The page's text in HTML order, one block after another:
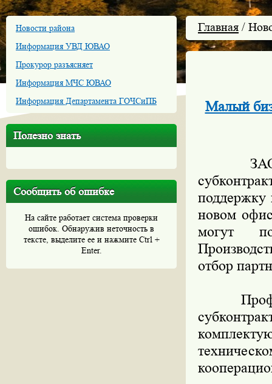
Новости района
Информация УВД ЮВАО
Прокурор разъясняет
Информация МЧС ЮВАО
Информация Департамента ГОЧСиПБ
Полезно знать
Сообщить об ошибке
На сайте работает система проверки
ошибок. Обнаружив неточность в
тексте, выделите ее и нажмите Ctrl +
Enter.
Главная /
Малый
ЗАО
новом
могут
отбор